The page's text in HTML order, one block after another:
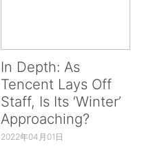
In Depth: As
Tencent Lays Off
Staff, Is Its ‘Winter’
Approaching?
2022年04月01日